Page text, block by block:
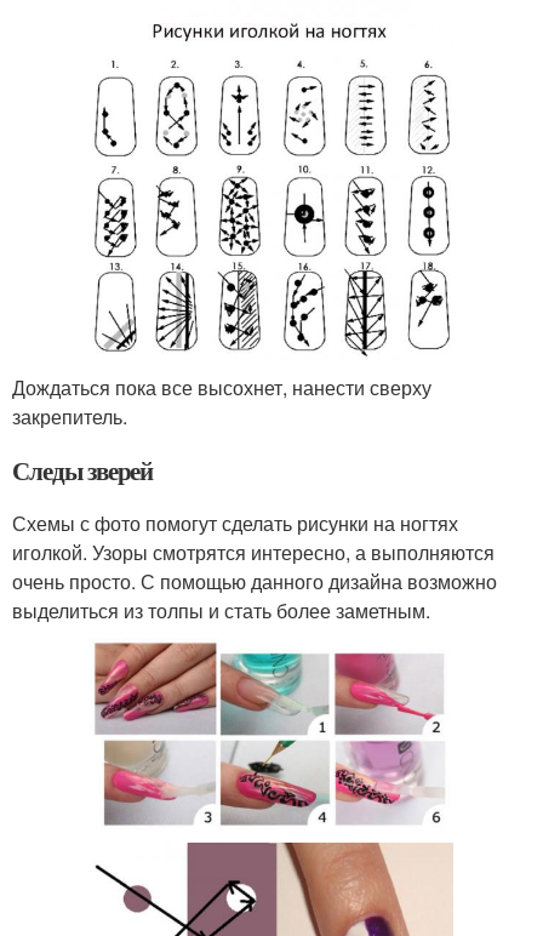
Дождаться пока все высохнет, нанести сверху
закрепитель.
Следы зверей
Схемы с фото помогут сделать рисунки на ногтях
иголкой. Узоры смотрятся интересно, а выполняются
очень просто. С помощью данного дизайна возможно
выделиться из толпы и стать более заметным.